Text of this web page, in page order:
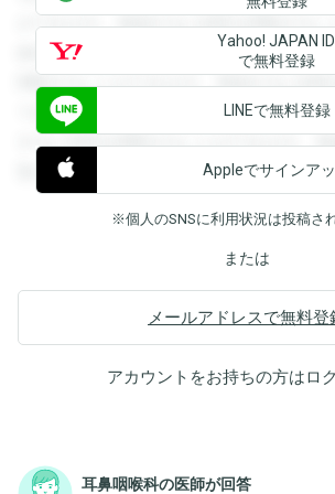
ができます。登録すると回答を閲覧するこ
録すると回答を閲覧することができます。
閲覧することができます。登録すると回答
できます。登録すると回答を閲覧すること
すると回答を閲覧することができます。登
覧することができます。
Yahoo! JAPAN ID
で無料登録
LINEで無料登録
Appleでサインア
※個人のSNSに利用状況は投稿さ
または
メールアドレスで無料登
アカウントをお持ちの方はロ
耳鼻咽喉科の医師が回答